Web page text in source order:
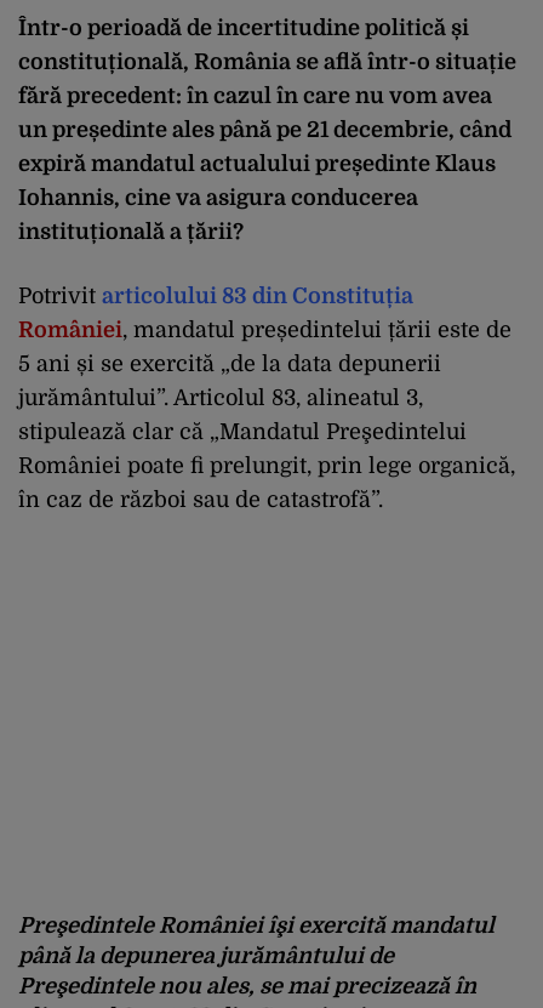
Într-o perioadă de incertitudine politică și
constituțională, România se află într-o situație
fără precedent: în cazul în care nu vom avea
un președinte ales până pe 21 decembrie, când
expiră mandatul actualului președinte Klaus
Iohannis, cine va asigura conducerea
instituțională a țării?
Potrivit articolului 83 din Constituția
României, mandatul președintelui țării este de
5 ani și se exercită „de la data depunerii
jurământului”. Articolul 83, alineatul 3,
stipulează clar că „Mandatul Preşedintelui
României poate fi prelungit, prin lege organică,
în caz de război sau de catastrofă”.
Preşedintele României îşi exercită mandatul
până la depunerea jurământului de
Preşedintele nou ales, se mai precizează în